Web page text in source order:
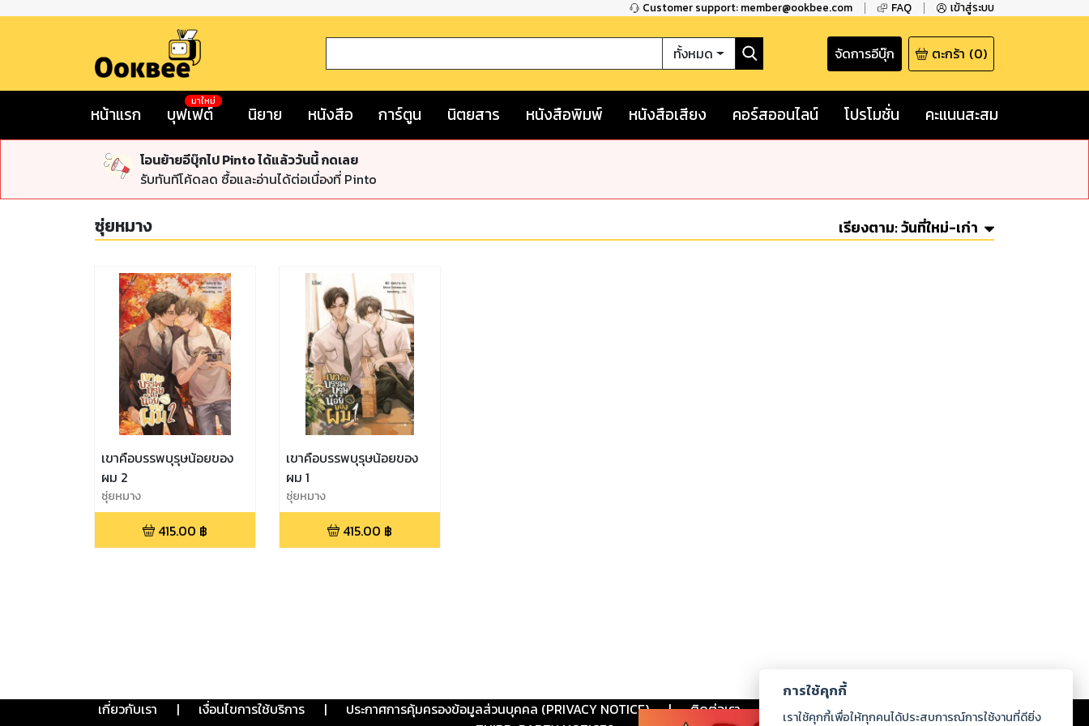
Customer support: member@ookbee.com FAQ เข้าสู่ระบบ
ทั้งหมด จัดการอีบุ๊ก ตะกร้า (0)
หน้าแรก บุฟเฟต์
มาใหม่
นิยาย หนังสือ การ์ตูน นิตยสาร หนังสือพิมพ์ หนังสือเสียง คอร์สออนไลน์ โปรโมชั่น คะแนนสะสม
โอนย้ายอีบุ๊กไป Pinto ได้แล้ววันนี้ กดเลย
รับทันทีโค้ดลด ซื้อและอ่านได้ต่อเนื่องที่ Pinto
ซุ่ยหมาง เรียงตาม:วันที่ใหม่-เก่า
เขาคือบรรพบุรุษน้อยของ
ผม 2
ซุ่ยหมาง
415.00 ฿
เขาคือบรรพบุรุษน้อยของ
ผม 1
ซุ่ยหมาง
415.00 ฿
เกี่ยวกับเรา | เงื่อนไขการใช้บริการ | ประกาศการคุ้มครองข้อมูลส่วนบุคคล (PRIVACY NOTICE) | ติดต่อเรา ร่วมงานกับเรา ดาวน์โหลด
การใช้คุกกี้
เราใช้คุกกี้เพื่อให้ทุกคนได้ประสบการณ์การใช้งานที่ดียิ่ง